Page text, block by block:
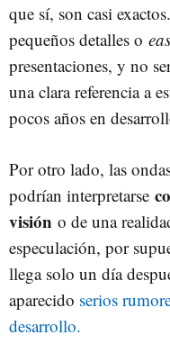
que sí, son casi
pequeños detalles o
presentaciones, y no
una clara referencia a
pocos años en
Por otro lado, las
podrían interpretarse
visión o de una
especulación, por
llega solo un día
aparecido serios
desarrollo.